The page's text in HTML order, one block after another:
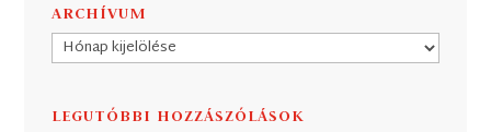
ARCHÍVUM
Archívum
LEGUTÓBBI HOZZÁSZÓLÁSOK